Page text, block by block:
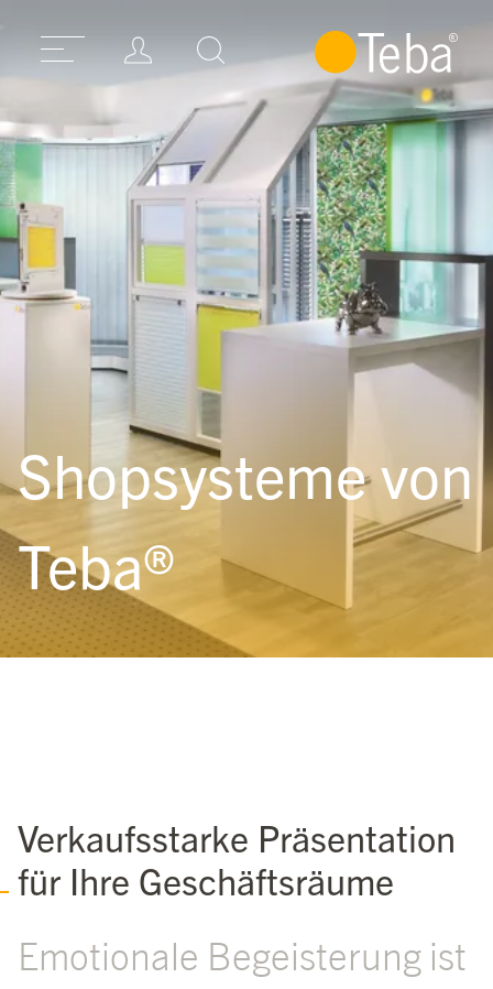
Shopsysteme von
Teba®
Verkaufsstarke Präsentation
für Ihre Geschäftsräume
Emotionale Begeisterung ist